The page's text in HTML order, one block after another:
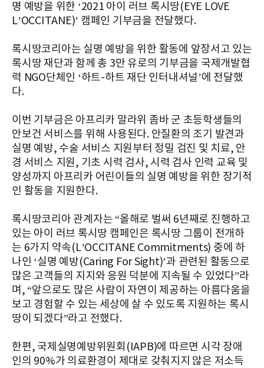
명 예방을 위한 ‘2021 아이 러브 록시땅(EYE LOVE
L’OCCITANE)’ 캠페인 기부금을 전달했다.
록시땅코리아는 실명 예방을 위한 활동에 앞장서고 있는
록시땅 재단과 함께 총 3만 유로의 기부금을 국제개발협
력 NGO단체인 ‘하트-하트 재단 인터내셔널’에 전달했
다.
이번 기부금은 아프리카 말라위 좀바 군 초등학생들의
안보건 서비스를 위해 사용된다. 안질환의 조기 발견과
실명 예방, 수술 서비스 지원부터 정밀 검진 및 치료, 안
경 서비스 지원, 기초 시력 검사, 시력 검사 인력 교육 및
양성까지 아프리카 어린이들의 실명 예방을 위한 장기적
인 활동을 지원한다.
록시땅코리아 관계자는 “올해로 벌써 6년째로 진행하고
있는 아이 러브 록시땅 캠페인은 록시땅 그룹이 전개하
는 6가지 약속(L’OCCITANE Commitments) 중에 하
나인 ‘실명 예방(Caring For Sight)’과 관련된 활동으로
많은 고객들의 지지와 응원 덕분에 지속될 수 있었다”라
며, “앞으로도 많은 사람이 자연이 제공하는 아름다움을
보고 경험할 수 있는 세상에 살 수 있도록 지원하는 록시
땅이 되겠다”라고 전했다.
한편, 국제실명예방위원회(IAPB)에 따르면 시각 장애
인의 90%가 의료환경이 제대로 갖춰지지 않은 저소득